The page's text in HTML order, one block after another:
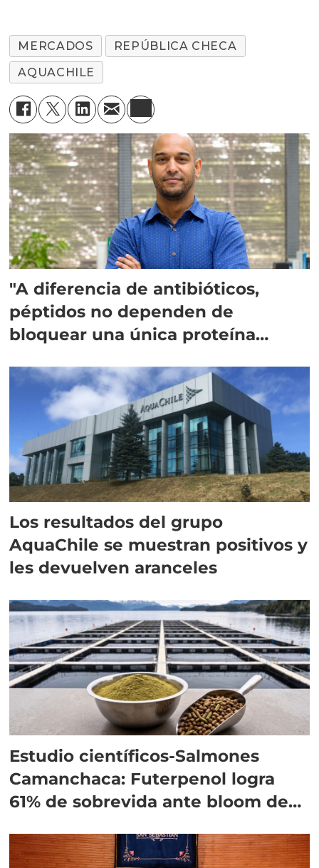
salmonicultura
MERCADOS
REPÚBLICA CHECA
AQUACHILE
"A diferencia de antibióticos,
péptidos no dependen de
bloquear una única proteína
Los resultados del grupo
AquaChile se muestran positivos y
les devuelven aranceles
Estudio científicos-Salmones
Camanchaca: Futerpenol logra
61% de sobrevida ante bloom de